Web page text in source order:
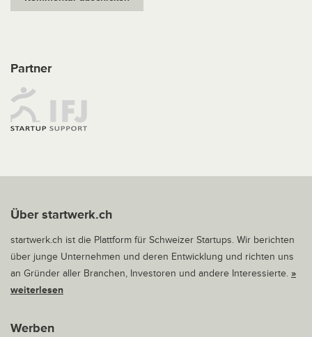
Partner
Über startwerk.ch
startwerk.ch ist die Plattform für Schweizer Startups. Wir berichten
über junge Unternehmen und deren Entwicklung und richten uns
an Gründer aller Branchen, Investoren und andere Interessierte. »
weiterlesen
Werben